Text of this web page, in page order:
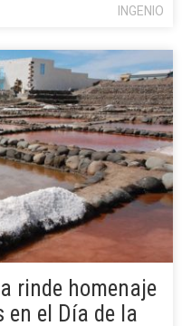
INGENIO
rinde homenaje
en el Día de la